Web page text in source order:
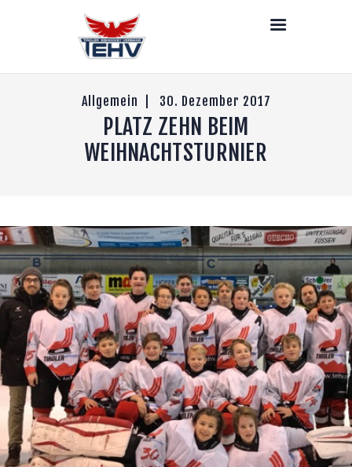
Allgemein 30. Dezember 2017
PLATZ ZEHN BEIM
WEIHNACHTSTURNIER
LIVE
NEWS
DEIN TEHV
SENIOREN
NACHWUCHS
DAMEN